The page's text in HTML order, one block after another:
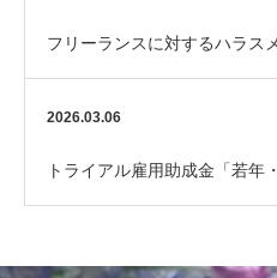
フリーランスに対するハラス
介
2026.03.06
トライアル雇用助成金「若年